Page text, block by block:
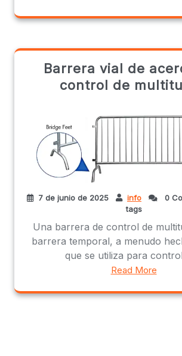
Barrera vial de
control de
7 de junio de 2025 info 0
tags
Una barrera de control de
barrera temporal, a menudo
que se utiliza para
Read More